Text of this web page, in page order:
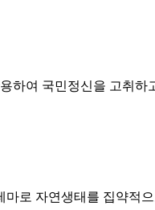
여 국민정신을 고취하
로 자연생태를 집약적